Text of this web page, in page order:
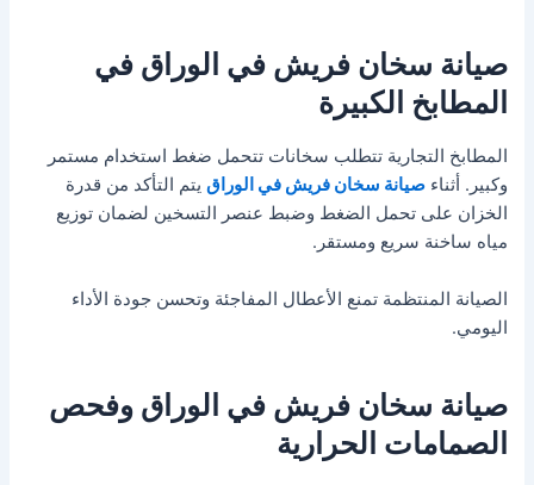
صيانة سخان فريش في الوراق في
المطابخ الكبيرة
المطابخ التجارية تتطلب سخانات تتحمل ضغط استخدام مستمر
وكبير. أثناءصيانة سخان فريش في الوراق يتم التأكد من قدرة
الخزان على تحمل الضغط وضبط عنصر التسخين لضمان توزيع
مياه ساخنة سريع ومستقر.
الصيانة المنتظمة تمنع الأعطال المفاجئة وتحسن جودة الأداء
اليومي.
صيانة سخان فريش في الوراق وفحص
الصمامات الحرارية